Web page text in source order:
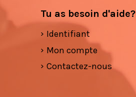
Tu as besoin d'aide?
Identifiant
Mon compte
Contactez-nous